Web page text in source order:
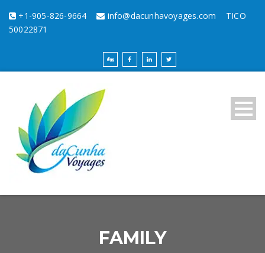
+1-905-826-9664 info@dacunhavoyages.com TICO
50022871
FAMILY